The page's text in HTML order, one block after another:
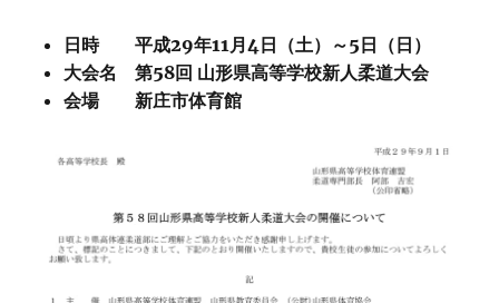
日時 平成29年11月4日（土）～5日（日）
大会名 第58回 山形県高等学校新人柔道大会
会場 新庄市体育館